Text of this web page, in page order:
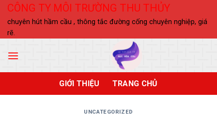
Skip
content
CÔNG TY MÔI TRƯỜNG THU THỦY
chuyên hút hầm cầu , thông tắc đường cống chuyên nghiệp, giá
rẽ.
GIỚI THIỆU TRANG CHỦ
UNCATEGORIZED